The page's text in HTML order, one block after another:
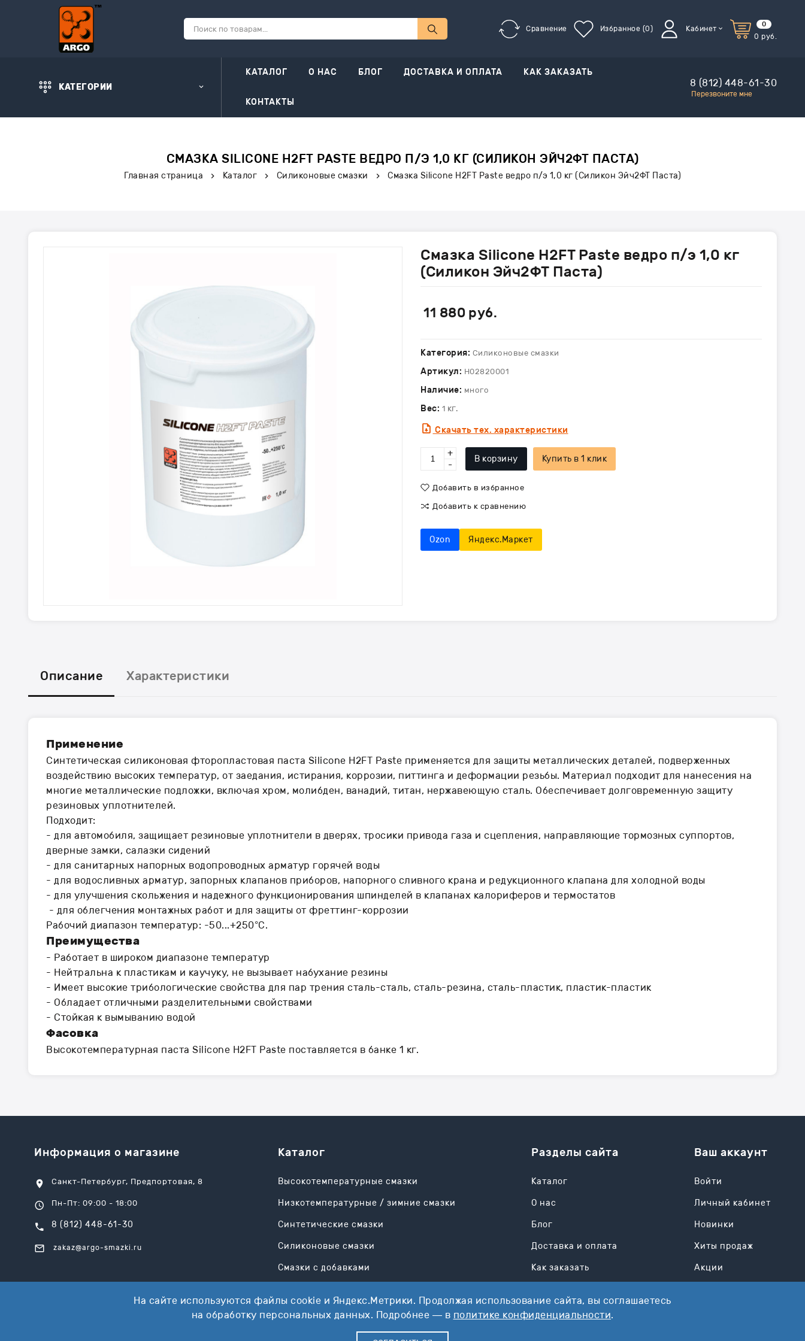
Сравнение Избранное (0) Кабинет
0
0 руб.
КАТЕГОРИИ
КАТАЛОГ О НАС БЛОГ ДОСТАВКА И ОПЛАТА КАК ЗАКАЗАТЬ
КОНТАКТЫ
8 (812) 448-61-30
Перезвоните мне
СМАЗКА SILICONE H2FT PASTE ВЕДРО П/Э 1,0 КГ (СИЛИКОН ЭЙЧ2ФТ ПАСТА)
Главная страница Каталог Силиконовые смазки Смазка Silicone H2FT Paste ведро п/э 1,0 кг (Силикон Эйч2ФТ Паста)
Смазка Silicone H2FT Paste ведро п/э 1,0 кг
(Силикон Эйч2ФТ Паста)
11 880 руб.
Категория: Силиконовые смазки
Артикул: Н02820001
Наличие: много
Вес: 1 кг.
Скачать тех. характеристики
+
-
В корзину Купить в 1 клик
Добавить в избранное
Добавить к сравнению
Ozon Яндекс.Маркет
Описание Характеристики
Применение
Синтетическая силиконовая фторопластовая паста Silicone H2FT Paste применяется для защиты металлических деталей, подверженных
воздействию высоких температур, от заедания, истирания, коррозии, питтинга и деформации резьбы. Материал подходит для нанесения на
многие металлические подложки, включая хром, молибден, ванадий, титан, нержавеющую сталь. Обеспечивает долговременную защиту
резиновых уплотнителей.
Подходит:
- для автомобиля, защищает резиновые уплотнители в дверях, тросики привода газа и сцепления, направляющие тормозных суппортов,
дверные замки, салазки сидений
- для санитарных напорных водопроводных арматур горячей воды
- для водосливных арматур, запорных клапанов приборов, напорного сливного крана и редукционного клапана для холодной воды
- для улучшения скольжения и надежного функционирования шпинделей в клапанах калориферов и термостатов
- для облегчения монтажных работ и для защиты от фреттинг-коррозии
Рабочий диапазон температур: -50...+250°C.
Преимущества
- Работает в широком диапазоне температур
- Нейтральна к пластикам и каучуку, не вызывает набухание резины
- Имеет высокие трибологические свойства для пар трения сталь-сталь, сталь-резина, сталь-пластик, пластик-пластик
- Обладает отличными разделительными свойствами
- Стойкая к вымыванию водой
Фасовка
Высокотемпературная паста Silicone H2FT Paste поставляется в банке 1 кг.
Информация о магазине
Санкт-Петербург, Предпортовая, 8
Пн-Пт: 09:00 - 18:00
8 (812) 448-61-30
zakaz@argo-smazki.ru
Каталог
Высокотемпературные смазки
Низкотемпературные / зимние смазки
Синтетические смазки
Силиконовые смазки
Смазки с добавками
Разделы сайта
Каталог
О нас
Блог
Доставка и оплата
Как заказать
Возврат
Ваш аккаунт
Войти
Личный кабинет
Новинки
Хиты продаж
Акции
На сайте используются файлы cookie и Яндекс.Метрики. Продолжая использование сайта, вы соглашаетесь
на обработку персональных данных. Подробнее — в политике конфиденциальности.